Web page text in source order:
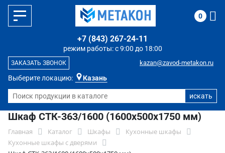
Выберите локацию: Казань
режим работы: с 9:00 до 18:00
+7 (843) 267-24-11
kazan@zavod-metakon.ru
ЗАКАЗАТЬ ЗВОНОК
0
Шкаф СТК-363/1600 (1600x500x1750 мм)
Главная Каталог Шкафы
Кухонные шкафы
Кухонные шкафы с дверями